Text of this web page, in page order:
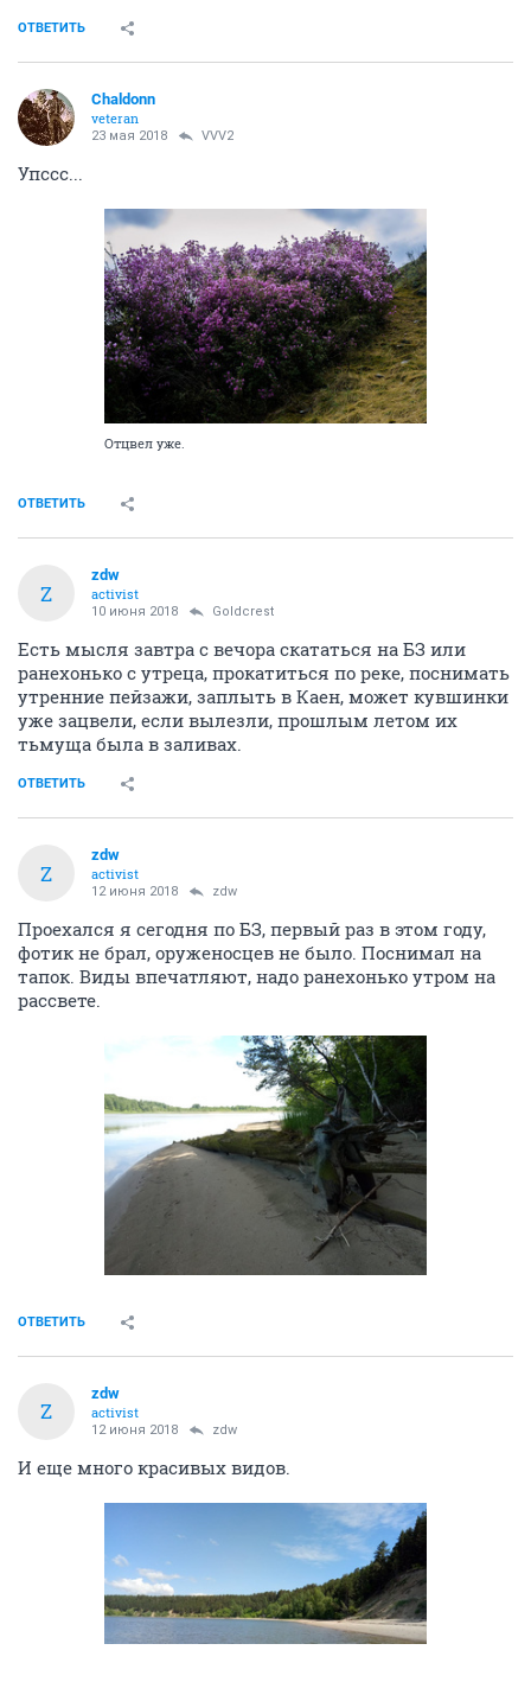
ОТВЕТИТЬ
Chaldonn
veteran
23 мая 2018 VVV2
Упссс...
Отцвел уже.
ОТВЕТИТЬ
Z
zdw
activist
10 июня 2018 Goldcrest
Есть мысля завтра с вечора скататься на БЗ или
ранехонько с утреца, прокатиться по реке, поснимать
утренние пейзажи, заплыть в Каен, может кувшинки
уже зацвели, если вылезли, прошлым летом их
тьмуща была в заливах.
ОТВЕТИТЬ
Z
zdw
activist
12 июня 2018 zdw
Проехался я сегодня по БЗ, первый раз в этом году,
фотик не брал, оруженосцев не было. Поснимал на
тапок. Виды впечатляют, надо ранехонько утром на
рассвете.
ОТВЕТИТЬ
Z
zdw
activist
12 июня 2018 zdw
И еще много красивых видов.